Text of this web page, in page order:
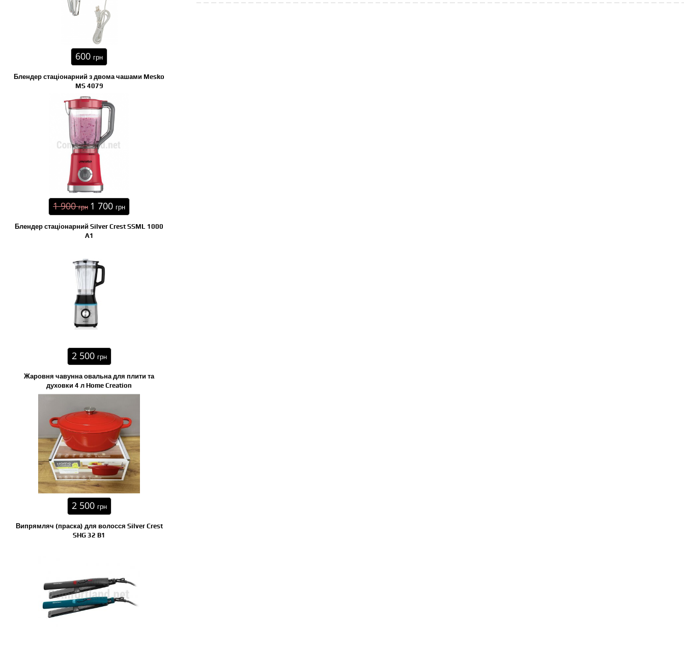
600 грн
Блендер стаціонарний з двома чашами Mesko
MS 4079
1 900грн 1 700 грн
Блендер стаціонарний Silver Crest SSML 1000
A1
2 500 грн
Жаровня чавунна овальна для плити та
духовки 4 л Home Creation
2 500 грн
Випрямляч (праска) для волосся Silver Crest
SHG 32 B1